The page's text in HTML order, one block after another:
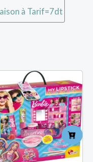
à Tarif=7dt